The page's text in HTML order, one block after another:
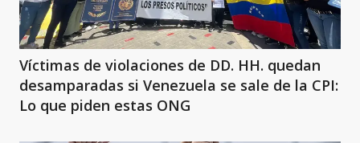
Víctimas de violaciones de DD. HH. quedan
desamparadas si Venezuela se sale de la CPI:
Lo que piden estas ONG